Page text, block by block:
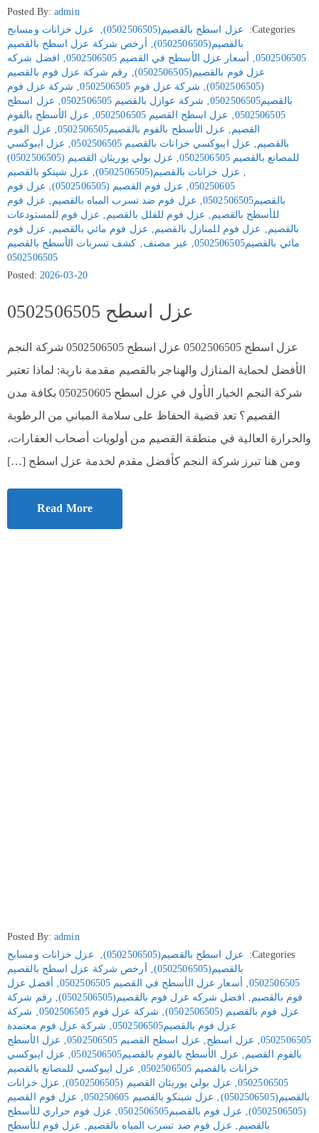
Posted By:admin
Categories:
عزل اسطح بالقصيم(0502506505) ‚
عزل خزانات ومسابح
بالقصيم(0502506505)
‚
أرخص شركة عزل اسطح بالقصيم
0502506505
‚ أسعار عزل الأسطح في القصيم 0502506505 ‚
افضل شركه
عزل فوم بالقصيم(0502506505)
‚ رقم شركة عزل فوم بالقصيم
(0502506505)
‚ شركة عزل فوم 0502506505 ‚ شركة عزل فوم
بالقصيم0502506505
‚ شركة عوازل بالقصيم 0502506505 ‚ عزل اسطح
0502506505
‚ عزل اسطح القصيم 0502506505 ‚ عزل الأسطح بالفوم
القصيم‚ عزل الأسطح بالفوم بالقصيم0502506505 ‚ عزل الفوم
بالقصيم‚ عزل ايبوكسي خزانات بالقصيم 0502506505 ‚ عزل ايبوكسي
للمصانع بالقصيم 0502506505
‚ عزل بولي يوريثان القصيم (0502506505)
‚ عزل خزانات بالقصيم(0502506505) ‚ عزل شينكو بالقصيم
050250605
‚ عزل فوم القصيم (0502506505) ‚ عزل فوم
بالقصيم0502506505
‚ عزل فوم ضد تسرب المياه بالقصيم‚ عزل فوم
للأسطح بالقصيم‚ عزل فوم للفلل بالقصيم‚ عزل فوم للمستودعات
بالقصيم‚ عزل فوم للمنازل بالقصيم‚ عزل فوم مائي بالقصيم‚ عزل فوم
مائي بالقصيم0502506505
‚ غير مصنف‚ كشف تسربات الأسطح بالقصيم
0502506505
Posted: 2026-03-20
عزل اسطح 0502506505
عزل اسطح 0502506505 عزل اسطح 0502506505 شركة النجم
الأفضل لحماية المنازل والهناجر بالقصيم مقدمة نارية: لماذا تعتبر
شركة النجم الخيار الأول في عزل اسطح 050250605 بكافة مدن
القصيم؟ تعد قضية الحفاظ على سلامة المباني من الرطوبة
والحرارة العالية في منطقة القصيم من أولويات أصحاب العقارات،
ومن هنا تبرز شركة النجم كأفضل مقدم لخدمة عزل اسطح […]
Read More
Posted By:admin
Categories:
عزل اسطح بالقصيم(0502506505) ‚
عزل خزانات ومسابح
بالقصيم(0502506505)
‚
أرخص شركة عزل اسطح بالقصيم
0502506505
‚ أسعار عزل الأسطح في القصيم 0502506505 ‚
أفضل عزل
فوم بالقصيم‚ افضل شركه عزل فوم بالقصيم(0502506505) ‚ رقم شركة
عزل فوم بالقصيم (0502506505)
‚ شركة عزل فوم 0502506505 ‚ شركة
عزل فوم بالقصيم0502506505
‚ شركة عزل فوم معتمدة
0502506505
‚ عزل اسطح‚ عزل اسطح القصيم 0502506505 ‚ عزل الأسطح
بالفوم القصيم‚ عزل الأسطح بالفوم بالقصيم0502506505 ‚ عزل ايبوكسي
خزانات بالقصيم 0502506505
‚ عزل ايبوكسي للمصانع بالقصيم
0502506505
‚ عزل بولي يوريثان القصيم (0502506505) ‚ عزل خزانات
بالقصيم(0502506505)
‚ عزل شينكو بالقصيم 050250605 ‚ عزل فوم القصيم
(0502506505)
‚ عزل فوم بالقصيم0502506505 ‚ عزل فوم حراري للأسطح
بالقصيم‚ عزل فوم ضد تسرب المياه بالقصيم‚ عزل فوم للأسطح